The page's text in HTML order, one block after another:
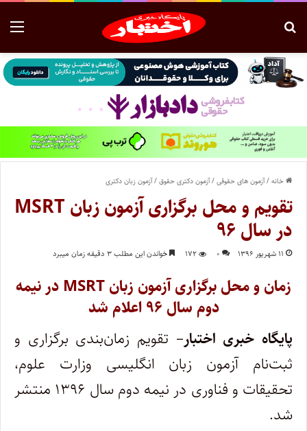
خانه/آزمون های حقوقی/آزمون دکتری حقوق/آزمون زبان دکتری
تقویم و محل برگزاری آزمون زبان MSRT
در سال ۹۶
۱۱ شهریور ۱۳۹۶ ۰ ۱۷۲ خواندن این مطلب ۳ دقیقه زمان میبرد
زمان و محل برگزاری آزمون زبان MSRT در نیمه
دوم سال ۹۶ اعلام شد
پایگاه خبری اختبار– تقویم زمان‌بندی برگزاری و
ثبت‌نام آزمون زبان انگلیسی وزارت علوم،
تحقیقات و فناوری در نیمه دوم سال ۱۳۹۶ منتشر
شد.